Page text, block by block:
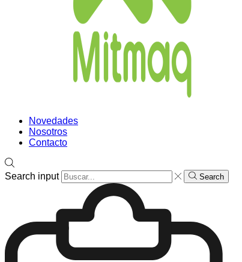
Novedades
Nosotros
Contacto
Search input Search